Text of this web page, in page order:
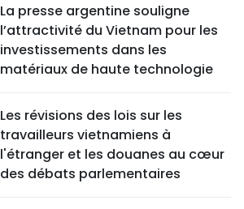
La presse argentine souligne
l’attractivité du Vietnam pour les
investissements dans les
matériaux de haute technologie
Les révisions des lois sur les
travailleurs vietnamiens à
l'étranger et les douanes au cœur
des débats parlementaires